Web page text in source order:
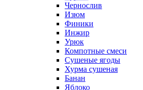
Чернослив
Изюм
Финики
Инжир
Урюк
Компотные смеси
Сушеные ягоды
Хурма сушеная
Банан
Яблоко